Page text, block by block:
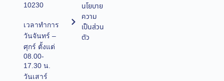
10230
เวลาทำการ
วันจันทร์ –
ศุกร์ ตั้งแต่
08.00-
17.30 น.
วันเสาร์
นโยบาย
ความ
เป็นส่วน
ตัว